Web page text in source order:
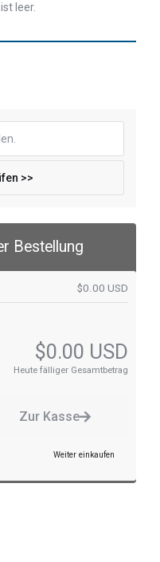
leer.
>>
Bestellung
$0.00 USD
$0.00 USD
Heute fälliger Gesamtbetrag
Zur Kasse
Weiter einkaufen